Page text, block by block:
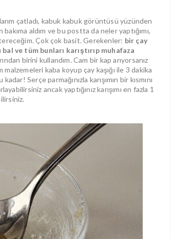
çatladı, kabuk kabuk görüntüsü yüzünden
aldım ve bu postta da neler yaptığımı,
Çok çok basit. Gerekenler: bir çay
ve tüm bunları karıştırıp muhafaza
birini kullandım. Cam bir kap arıyorsanız
kaba koyup çay kaşığı ile 3 dakika
Serçe parmağınızla karışımın bir kısmını
ancak yaptığınız karışımı en fazla 1